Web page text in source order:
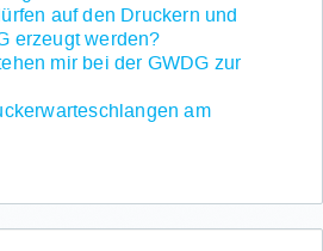
auf den Druckern und
erzeugt werden?
mir bei der GWDG zur
am